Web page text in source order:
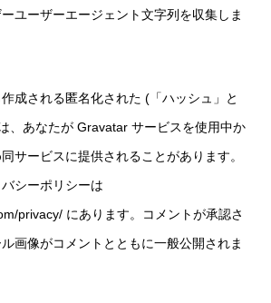
ユーザーエージェント文字列を収集しま
成される匿名化された (「ハッシュ」と
、あなたが Gravatar サービスを使用中か
サービスに提供されることがあります。
シーポリシーは
privacy/ にあります。コメントが承認さ
画像がコメントとともに一般公開されま